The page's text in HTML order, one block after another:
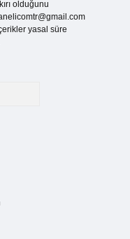
olduğunu
yasal süre